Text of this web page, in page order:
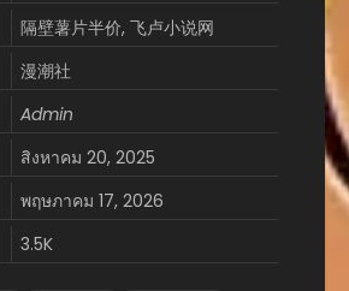
隔壁薯片半价, 飞卢小说网
漫潮社
Admin
สิงหาคม 20, 2025
พฤษภาคม 17, 2026
3.5K